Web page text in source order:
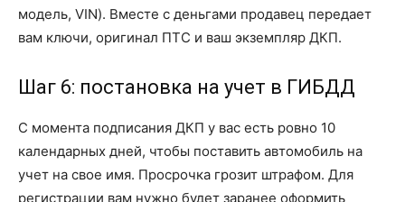
модель, VIN). Вместе с деньгами продавец передает
вам ключи, оригинал ПТС и ваш экземпляр ДКП.
Шаг 6: постановка на учет в ГИБДД
С момента подписания ДКП у вас есть ровно 10
календарных дней, чтобы поставить автомобиль на
учет на свое имя. Просрочка грозит штрафом. Для
регистрации вам нужно будет заранее оформить